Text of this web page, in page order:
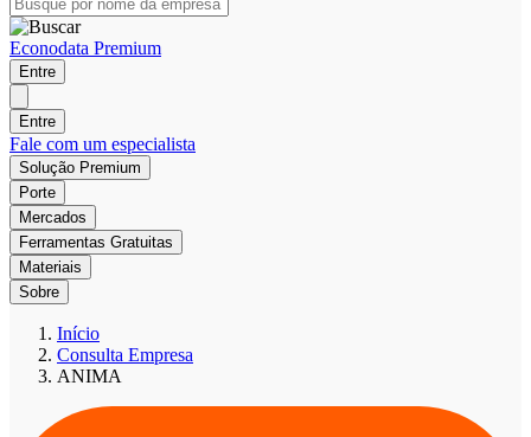
Econodata Premium
Entre
Entre
Fale com um especialista
Solução Premium
Porte
Mercados
Ferramentas Gratuitas
Materiais
Sobre
Início
Consulta Empresa
ANIMA